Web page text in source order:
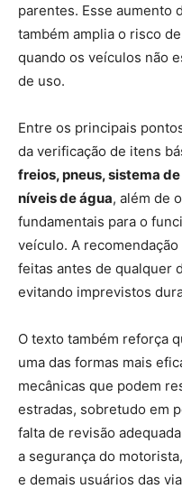
parentes. Esse aumento
também amplia o risco
quando os veículos não
de uso.
Entre os principais
da verificação de itens
freios, pneus, sistema
níveis de água, além de
fundamentais para o
veículo. A
feitas antes de qualquer
evitando imprevistos
O texto também reforça
uma das formas mais
mecânicas que podem
estradas, sobretudo em
falta de revisão
a segurança do
e demais usuários das